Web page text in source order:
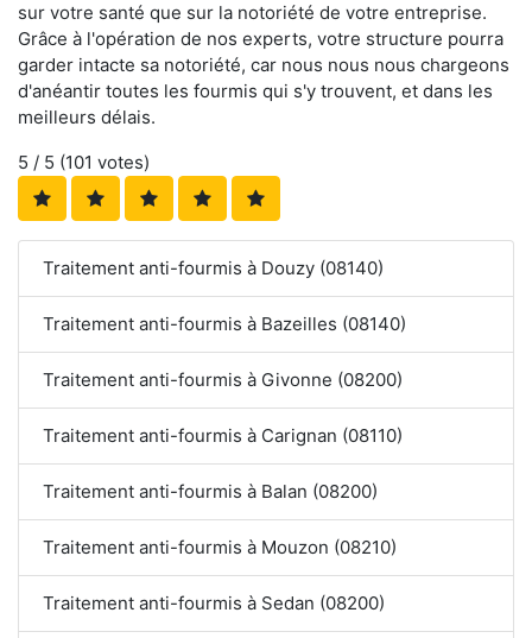
sur votre santé que sur la notoriété de votre entreprise.
Grâce à l'opération de nos experts, votre structure pourra
garder intacte sa notoriété, car nous nous nous chargeons
d'anéantir toutes les fourmis qui s'y trouvent, et dans les
meilleurs délais.
5 / 5 (101 votes)
Traitement anti-fourmis à Douzy (08140)
Traitement anti-fourmis à Bazeilles (08140)
Traitement anti-fourmis à Givonne (08200)
Traitement anti-fourmis à Carignan (08110)
Traitement anti-fourmis à Balan (08200)
Traitement anti-fourmis à Mouzon (08210)
Traitement anti-fourmis à Sedan (08200)